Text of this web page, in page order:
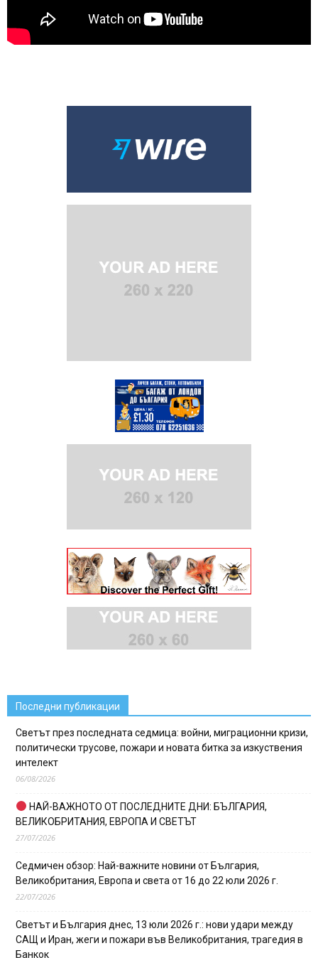
Последни публикации
Светът през последната седмица: войни, миграционни кризи,
политически трусове, пожари и новата битка за изкуствения
интелект
06/08/2026
НАЙ-ВАЖНОТО ОТ ПОСЛЕДНИТЕ ДНИ: БЪЛГАРИЯ,
ВЕЛИКОБРИТАНИЯ, ЕВРОПА И СВЕТЪТ
27/07/2026
Седмичен обзор: Най-важните новини от България,
Великобритания, Европа и света от 16 до 22 юли 2026 г.
22/07/2026
Светът и България днес, 13 юли 2026 г.: нови удари между
САЩ и Иран, жеги и пожари във Великобритания, трагедия в
Банкок